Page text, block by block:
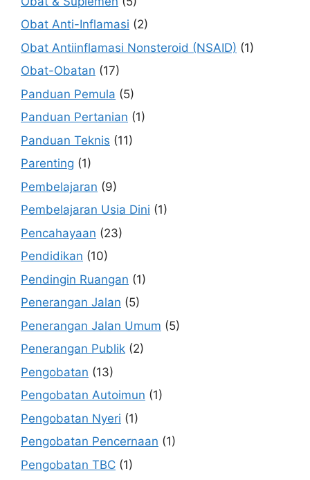
Obat Anti-Inflamasi (2)
Obat Antiinflamasi Nonsteroid (NSAID) (1)
Obat-Obatan (17)
Panduan Pemula (5)
Panduan Pertanian (1)
Panduan Teknis (11)
Parenting (1)
Pembelajaran (9)
Pembelajaran Usia Dini (1)
Pencahayaan (23)
Pendidikan (10)
Pendingin Ruangan (1)
Penerangan Jalan (5)
Penerangan Jalan Umum (5)
Penerangan Publik (2)
Pengobatan (13)
Pengobatan Autoimun (1)
Pengobatan Nyeri (1)
Pengobatan Pencernaan (1)
Pengobatan TBC (1)